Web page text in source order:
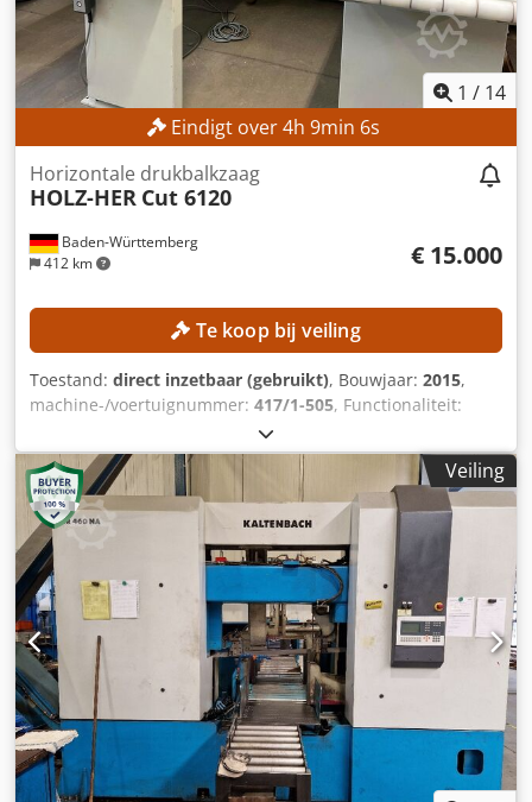
1 / 14
Eindigt over4h 9min 3s
Baden-Württemberg
412 km
Horizontale drukbalkzaag
HOLZ-HER Cut 6120
€ 15.000
Te koop bij veiling
Toestand: direct inzetbaar (gebruikt), Bouwjaar: 2015,
machine-/voertuignummer: 417/1-505, Functionaliteit:
, bedrijfsturen:
(max.):80 mm, snijbreedte (max.):3.100 mm, zaagblad
diameter:350 mm, snijlengte (max.): 4.200 mm, Uitrusting:
doseerapparaat
, De machine is nog in gebruik en is vanaf
9 oktober 2026 beschikbaar! TECHNISCHE GEGEVENS
Snijlengte: 4.200 mm Snijbreedte (programmeerbare
sledebeweging): 3.100 mm Snijhoogte: 80 mm
Zaagbladoversteek: 85 mm Chjdpeznbkkjfx Ah Sja
Minimale aandruklengte: 0 mm Maximale aandruklengte:
1.300 mm Zaagaggregaten Hoofdzaagmotor: 11 kW
Diameter hoofdzaagblad: 350 mm Voorzaagmotor: 1,5 kW
Diameter voorzaagblad: 180 mm Motorisch groefsysteem:
0–35 mm MACHINEGEGEVENS Software: Opti-Cut Display:
17″ TFT Besturing: Opti-Cut Elektrische gegevens
Bedrijfsspanning: 400 V (+10 % / -5 %) Netfrequentie: 50 Hz
Veiling